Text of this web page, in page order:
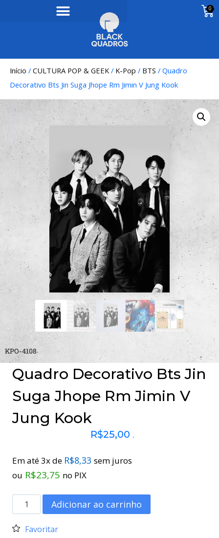
0
Início / CULTURA POP & GEEK/ K-Pop / BTS / Quadro
Decorativo Bts Jin Suga Jhope Rm Jimin V Jung Kook
KPO-4108
Quadro Decorativo Bts Jin
Suga Jhope Rm Jimin V
Jung Kook
R$25,00 .
Em até 3x de R$8,33 sem juros
ou R$23,75 no PIX
Adicionar ao carrinho
Favoritar